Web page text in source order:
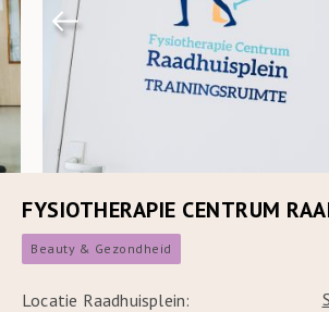
FYSIOTHERAPIE CENTRUM
Beauty & Gezondheid
Locatie Raadhuisplein: